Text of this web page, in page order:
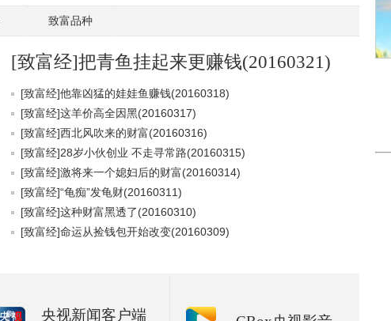
致富品种
[致富经]把青鱼挂起来更赚钱(20160321)
[致富经]他靠凶猛的娃娃鱼赚钱(20160318)
[致富经]这羊价高全因黑(20160317)
[致富经]西北风吹来的财富(20160316)
[致富经]28岁小伙创业 不走寻常路(20160315)
[致富经]激将来一个媳妇后的财富(20160314)
[致富经]“龟痴”发龟财(20160311)
[致富经]这种财富黑透了(20160310)
[致富经]命运从捡钱包开始改变(20160309)
央视新闻客户端